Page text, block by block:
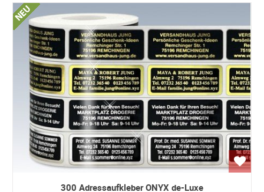
300 Adressaufkleber ONYX de-Luxe